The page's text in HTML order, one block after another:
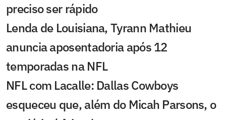
preciso ser rápido
Lenda de Louisiana, Tyrann Mathieu
anuncia aposentadoria após 12
temporadas na NFL
NFL com Lacalle: Dallas Cowboys
esqueceu que, além do Micah Parsons, o